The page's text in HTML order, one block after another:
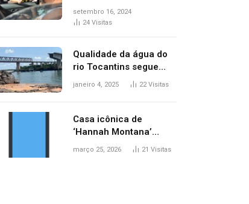
ruas para prevenir
acidentes no trânsito
setembro 16, 2024
24 Visitas
Qualidade da água do
rio Tocantins segue
sem indicar alterações
afirma ANA
janeiro 4, 2025 22Visitas
Casa icônica de
‘Hannah Montana’
poderá ser alugada por
março 25, 2026 21 Visitas